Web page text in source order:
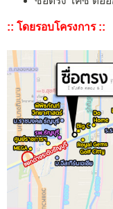
:: โดยรอบโครงการ ::